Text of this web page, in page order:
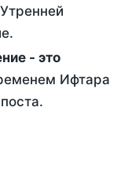
Ифтара